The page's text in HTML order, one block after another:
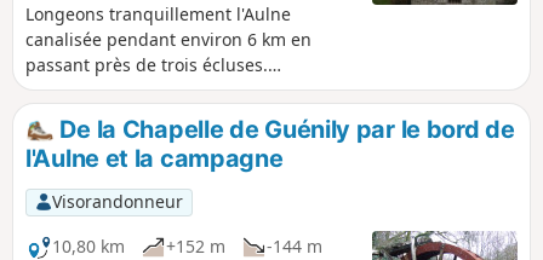
Longeons tranquillement l'Aulne
canalisée pendant environ 6 km en
passant près de trois écluses.
Remontons ensuite par des petites
routes vers la Chapelle Notre-Dame de
Kerluan. Montons encore un peu pour
mieux redescendre enfin au bord de
l'Aulne.
De la Chapelle de Guénily par le bord de
l'Aulne et la campagne
Visorandonneur
10,80 km
+152 m
-144 m